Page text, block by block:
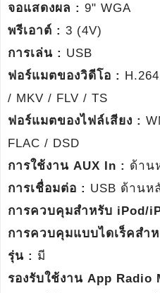
จอแสดงผล : 9" WGA
พรีเอาต์ : 3 (4V)
การเล่น : USB
ฟอร์แมตของวิดีโอ :
/ MKV / FLV / TS
ฟอร์แมตของไฟล์เสียง :
FLAC / DSD
การใช้งาน AUX In : ด้าน
การเชื่อมต่อ : USB ด้านห
การควบคุมสำหรับ iPod/
การควบคุมแบบไดเร็คสำ
รุ่น : มี
รองรับใช้งาน App Radio